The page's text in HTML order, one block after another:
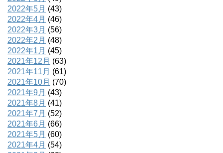
2022年5月 (43)
2022年4月 (46)
2022年3月 (56)
2022年2月 (48)
2022年1月 (45)
2021年12月 (63)
2021年11月 (61)
2021年10月 (70)
2021年9月 (43)
2021年8月 (41)
2021年7月 (52)
2021年6月 (66)
2021年5月 (60)
2021年4月 (54)